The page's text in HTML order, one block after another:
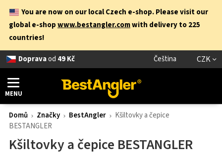
You are now on our local Czech e-shop. Please visit our
global e-shopwww.bestangler.comwith delivery to 225
countries!
Dopravaod 49 Kč Čeština CZK
MENU
Domů Značky BestAngler
Kšiltovky a čepice
BESTANGLER
Kšiltovky a čepice BESTANGLER